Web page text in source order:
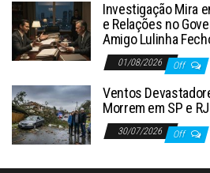
Investigação Mira
e Relações no
Amigo Lulinha
01/08/2026 Off
Ventos
Morrem em SP e
30/07/2026 Off